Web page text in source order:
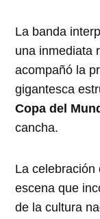
La banda
una inmediata
acompañó la
gigantesca
Copa del
cancha.
La celebración
escena que
de la cultura